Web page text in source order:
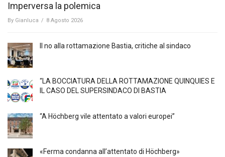
Imperversa la polemica
By Gianluca / 8 Agosto 2026
Il no alla rottamazione Bastia, critiche al sindaco
“LA BOCCIATURA DELLA ROTTAMAZIONE QUINQUIES E
IL CASO DEL SUPERSINDACO DI BASTIA
“A Höchberg vile attentato a valori europei”
«Ferma condanna all’attentato di Höchberg»